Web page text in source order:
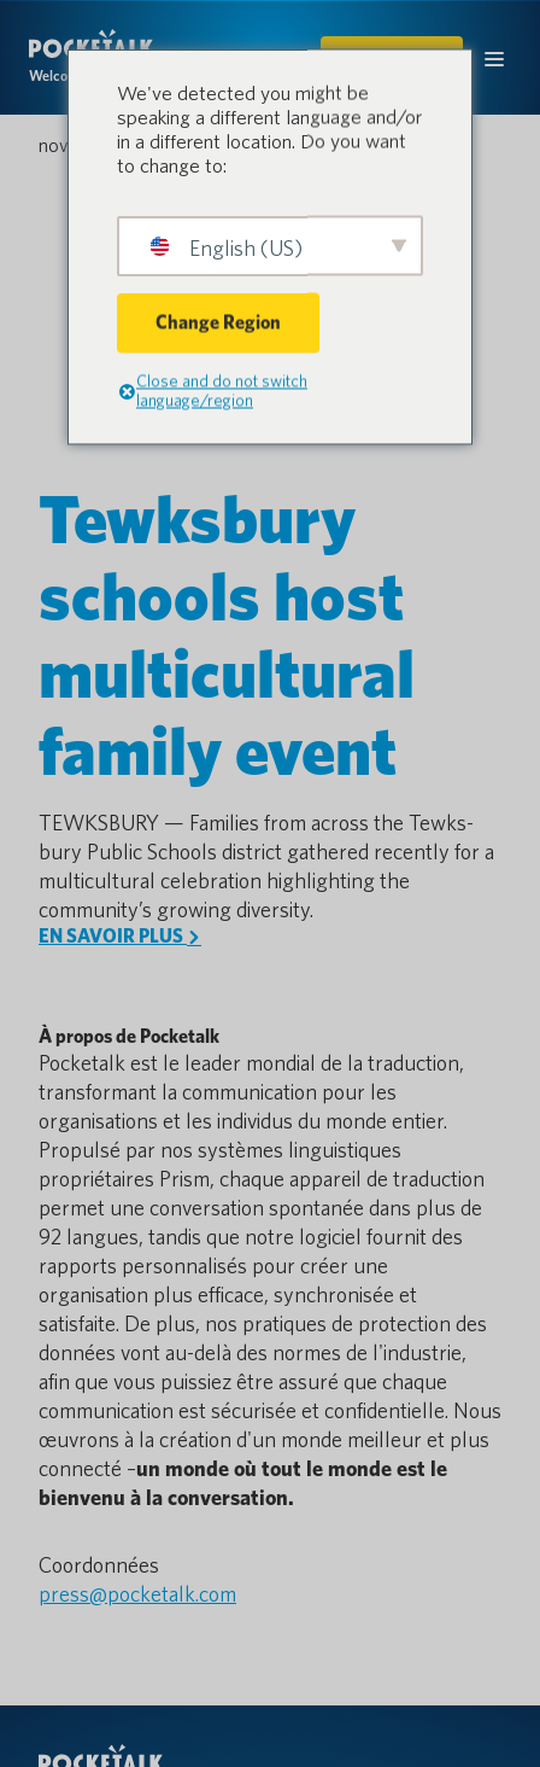
Welcome to the conversation.
ACHETER
novembre 1, 2025
Tewksbury
schools host
multicultural
family event
TEWKSBURY — Fami­lies from across the Tewks­­
bury Public Schools district gathered recently for a
multicultural celebration highlighting the
community’s growing diversity.
EN SAVOIR PLUS
À propos de Pocketalk
Pocketalk est le leader mondial de la traduction,
transformant la communication pour les
organisations et les individus du monde entier.
Propulsé par nos systèmes linguistiques
propriétaires Prism, chaque appareil de traduction
permet une conversation spontanée dans plus de
92 langues, tandis que notre logiciel fournit des
rapports personnalisés pour créer une
organisation plus efficace, synchronisée et
satisfaite. De plus, nos pratiques de protection des
données vont au-delà des normes de l'industrie,
afin que vous puissiez être assuré que chaque
communication est sécurisée et confidentielle. Nous
œuvrons à la création d'un monde meilleur et plus
connecté –un monde où tout le monde est le
bienvenu à la conversation.
Coordonnées
press@pocketalk.com
We've detected you might be
speaking a different language and/or
in a different location. Do you want
to change to:
English (US)
Change Region
Close and do not switch
language/region